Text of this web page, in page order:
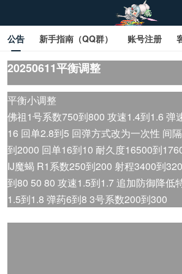
sd敢达ol_sd敢达ol钢达服_sd敢达钢
_sd敢达
公告 新手指南（QQ群） 账号注册
SD钢达服数据库（网页版） SD钢达服数
网页商城文字版
20250611平衡调整
平衡小调整
佛祖1号系数750到800 攻速1.4到1.6 弹
16 回单2.8到5 回弹方式改为一次性 间
到2000 回单16到10 耐久度16500到
IJ魔蝎 R1系数250到200 射程3400到
到80 50 80 攻速1.5到1.7 追加防御降低
1.5到1.8 弹药6到8 3号系数200到300